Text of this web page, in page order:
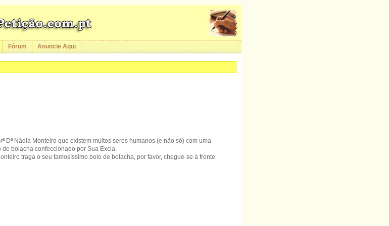
Fórum Anuncie Aqui
Dª Nádia Monteiro que existem muitos seres humanos (e não só) com uma
bolacha confeccionado por Sua Excia.
traga o seu famosíssimo bolo de bolacha, por favor, chegue-se à frente.